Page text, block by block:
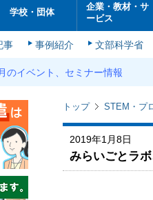
学校・団体
企業・教材・サ
ービス
事 事例紹介 文部科学省
のイベント、セミナー情報
トップ STEM・プ
2019年1月8日
みらいごとラ